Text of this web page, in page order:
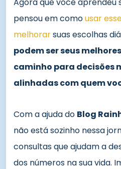
pensou em comousar
melhorarsuas escolhas
podem ser seus
caminho para decisões
alinhadas com quem
Com a ajuda do Blog
não está sozinho nessa
consultas que ajudam a
dos números na sua vida.